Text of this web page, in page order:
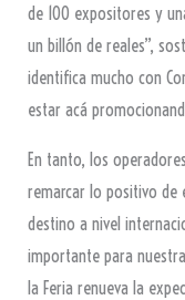
de 100 expositores y
un billón de reales”,
identifica mucho con
estar acá
En tanto, los
remarcar lo positivo de
destino a nivel
importante para
la Feria renueva la